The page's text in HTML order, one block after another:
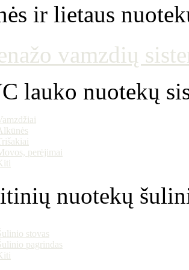
ir lietaus
vamzdių
lauko nuotekų
perėjimai
nuotekų
stovas
pagrindas